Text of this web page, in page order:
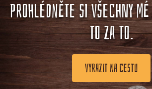
PROHLÉDNĚTE SI VŠECHNY
TO ZA TO.
VYRAZIT NA CESTU